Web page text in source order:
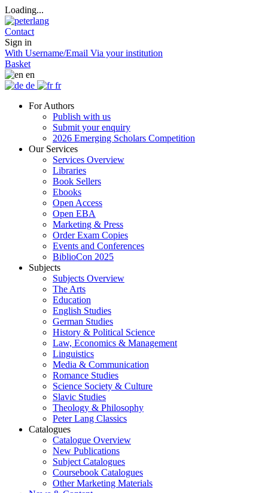
Loading...
Contact
Sign in
With Username/Email Via your institution
Basket
en
de
fr
For Authors
Publish with us
Submit your enquiry
2026 Emerging Scholars Competition
Our Services
Services Overview
Libraries
Book Sellers
Ebooks
Open Access
Open EBA
Marketing & Press
Order Exam Copies
Events and Conferences
BiblioCon 2025
Subjects
Subjects Overview
The Arts
Education
English Studies
German Studies
History & Political Science
Law, Economics & Management
Linguistics
Media & Communication
Romance Studies
Science Society & Culture
Slavic Studies
Theology & Philosophy
Peter Lang Classics
Catalogues
Catalogue Overview
New Publications
Subject Catalogues
Coursebook Catalogues
Other Marketing Materials